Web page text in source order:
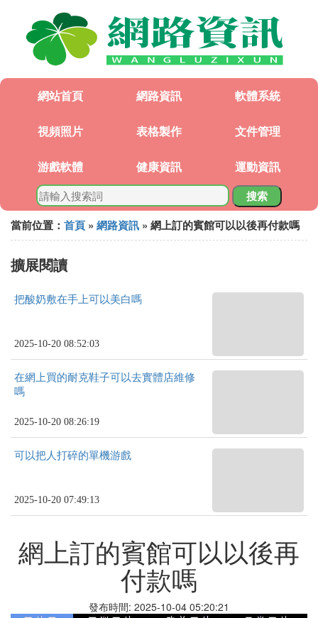
網站首頁 網路資訊 軟體系統
視頻照片 表格製作 文件管理
游戲軟體 健康資訊 運動資訊
搜索
當前位置： 首頁 » 網路資訊 » 網上訂的賓館可以以後再付款嗎
擴展閱讀
把酸奶敷在手上可以美白嗎
2025-10-20 08:52:03
在網上買的耐克鞋子可以去實體店維修
嗎
2025-10-20 08:26:19
可以把人打碎的單機游戲
2025-10-20 07:49:13
網上訂的賓館可以以後再
付款嗎
發布時間: 2025-10-04 05:20:21